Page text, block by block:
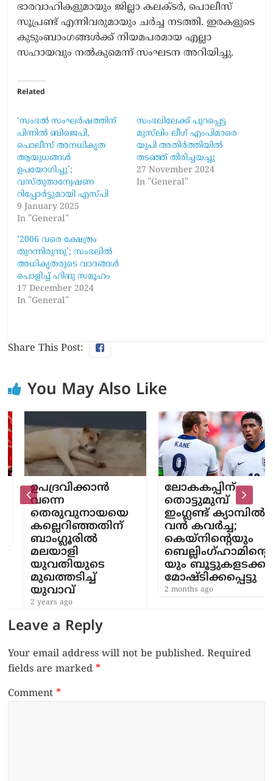
ഭാരവാഹികളുമായും ജില്ലാ കലക്ടർ, പൊലീസ്
സൂപ്രണ്ട് എന്നിവരുമായും ചർച്ച നടത്തി. ഇരകളുടെ
കുടുംബാംഗങ്ങൾക്ക് നിയമപരമായ എല്ലാ
സഹായവും നൽകുമെന്ന് സംഘടന അറിയിച്ചു.
Related
‘സംഭൽ സംഘർഷത്തിന്
പിന്നിൽ ബിജെപി,
പൊലീസ് അനധികൃത
ആയുധങ്ങൾ
ഉപയോഗിച്ചു’;
വസ്തുതാന്വേഷണ
റിപ്പോർട്ടുമായി എസ്പി
9 January 2025
In "General"
സംഭലിലേക്ക് പുറപ്പെട്ട
മുസ്‍ലിം ലീഗ് എംപിമാരെ
യുപി അതിർത്തിയിൽ
തടഞ്ഞ് തിരിച്ചയച്ചു
27 November 2024
In "General"
‘2006 വരെ ക്ഷേത്രം
തുറന്നിരുന്നു’; സംഭലിൽ
അധികൃതരുടെ വാദങ്ങൾ
പൊളിച്ച് ഹിന്ദു സമൂഹം
17 December 2024
In "General"
Share This Post:
You May Also Like
ഉപദ്രവിക്കാന്‍
വന്നെ
തെരുവുനായയെ
കല്ലെറിഞ്ഞതിന്
ബാംഗ്ലൂരില്‍
മലയാളി
യുവതിയുടെ
മുഖത്തടിച്ച്
യുവാവ്
2 years ago
ലോകകപ്പിന്
തൊട്ടുമുമ്പ്
ഇംഗ്ലണ്ട് ക്യാമ്പിൽ
വൻ കവർച്ച;
കെയ്നിന്റെയും
ബെല്ലിംഗ്ഹാമിന്റെ
യും ബൂട്ടുകളടക്കം
മോഷ്ടിക്കപ്പെട്ടു
2 months ago
Leave a Reply
Your email address will not be published. Required
fields are marked*
Comment*